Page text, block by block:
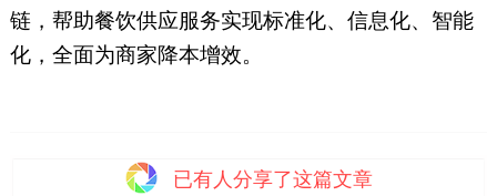
链，帮助餐饮供应服务实现标准化、信息化、智能
化，全面为商家降本增效。
已有 人分享了这篇文章